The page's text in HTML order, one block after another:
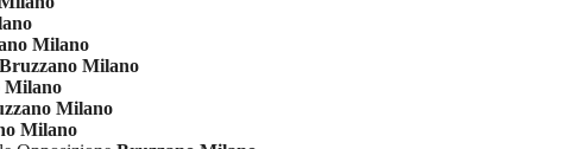
Milano
Bruzzano Milano
Milano
Milano
Milano